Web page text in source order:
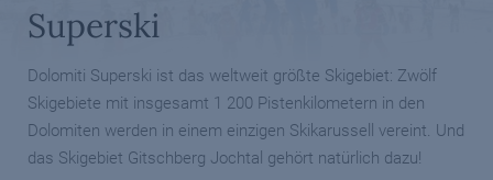
Superski
Dolomiti Superski ist das weltweit größte Skigebiet: Zwölf
Skigebiete mit insgesamt 1 200 Pistenkilometern in den
Dolomiten werden in einem einzigen Skikarussell vereint. Und
das Skigebiet Gitschberg Jochtal gehört natürlich dazu!